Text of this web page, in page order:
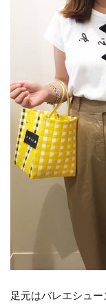
足元はバレエシュ